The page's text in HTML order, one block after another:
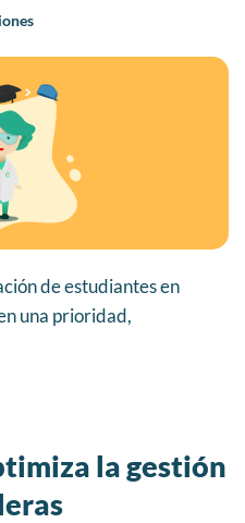
de estudiantes en
una prioridad,
la gestión